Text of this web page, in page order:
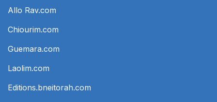
Allo Rav.com
Chiourim.com
Guemara.com
Laolim.com
Editions.bneitorah.com